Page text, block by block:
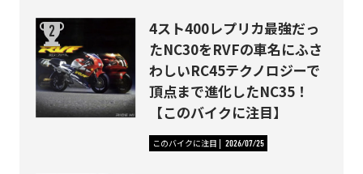
4スト400レプリカ最強だっ
たNC30をRVFの車名にふさ
わしいRC45テクノロジーで
頂点まで進化したNC35！
【このバイクに注目】
このバイクに注目 2026/07/25